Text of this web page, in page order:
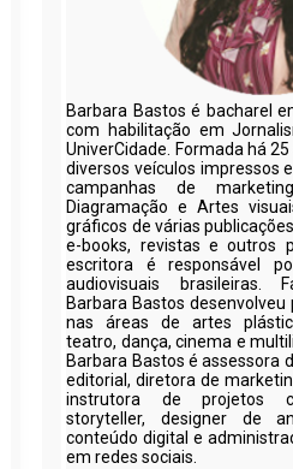
Barbara Bastos é bacharel
com habilitação em
UniverCidade. Formada há
diversos veículos impressos
campanhas de
Diagramação e Artes
gráficos de várias
e-books, revistas e outros
escritora é responsável
audiovisuais brasileiras.
Barbara Bastos
nas áreas de artes
teatro, dança, cinema e
Barbara Bastos é assessora
editorial, diretora de
instrutora de projetos
storyteller, designer de
conteúdo digital e
em redes sociais.